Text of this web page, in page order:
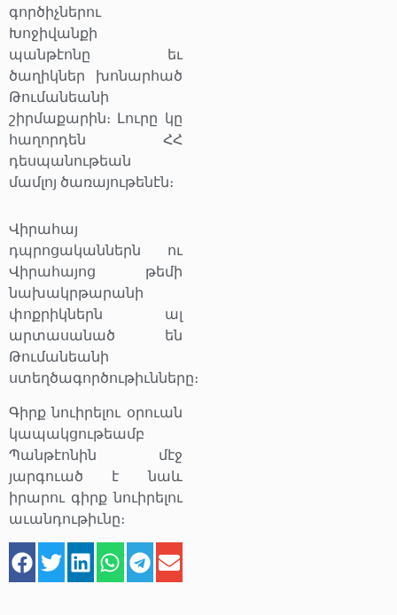
գործիչներու
Խոջիվանքի
պանթէոնը եւ
ծաղիկներ խոնարհած
Թումանեանի
շիրմաքարին։ Լուրը կը
հաղորդեն ՀՀ
դեսպանութեան
մամլոյ ծառայութենէն։
Վիրահայ
դպրոցականներն ու
Վիրահայոց թեմի
նախակրթարանի
փոքրիկներն ալ
արտասանած են
Թումանեանի
ստեղծագործութիւնները։
Գիրք նուիրելու օրուան
կապակցութեամբ
Պանթէոնին մէջ
յարգուած է նաև
իրարու գիրք նուիրելու
աւանդութիւնը։